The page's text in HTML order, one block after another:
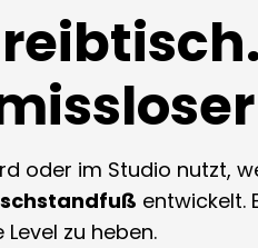
oder im Studio nutzt,
entwickelt.
zu heben.